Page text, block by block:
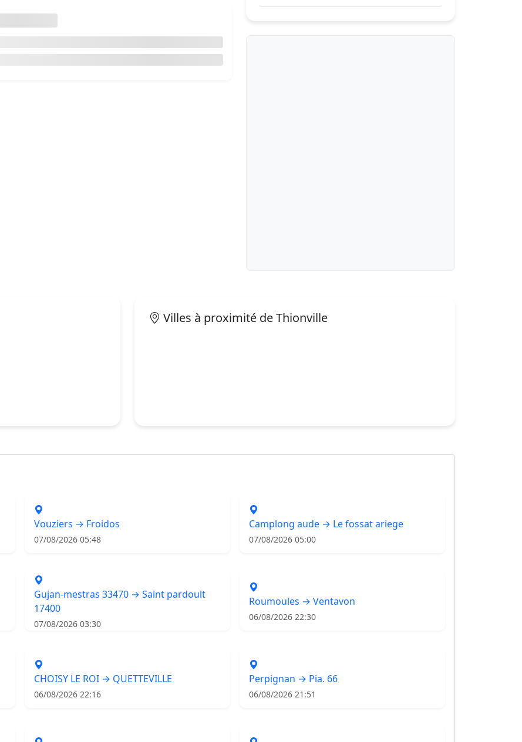
Villes à proximité de Thionville
Vouziers → Froidos
07/08/2026 05:48
Camplong aude → Le fossat ariege
07/08/2026 05:00
Gujan-mestras 33470 → Saint pardoult
17400
07/08/2026 03:30
Roumoules → Ventavon
06/08/2026 22:30
CHOISY LE ROI → QUETTEVILLE
06/08/2026 22:16
Perpignan → Pia. 66
06/08/2026 21:51